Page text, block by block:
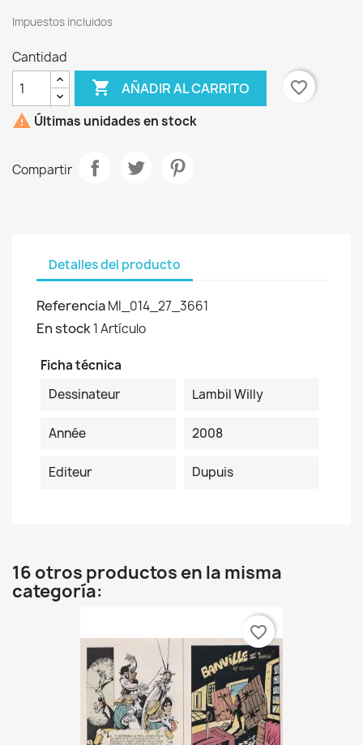
Impuestos incluidos
Cantidad
 AÑADIR AL CARRITO
favorite_border
 Últimas unidades en stock
Compartir
Detalles del producto
ReferenciaMI_014_27_3661
En stock1 Artículo
Ficha técnica
Dessinateur
Lambil Willy
Année 2008
Editeur Dupuis
16 otros productos en la misma
categoría:
favorite_border